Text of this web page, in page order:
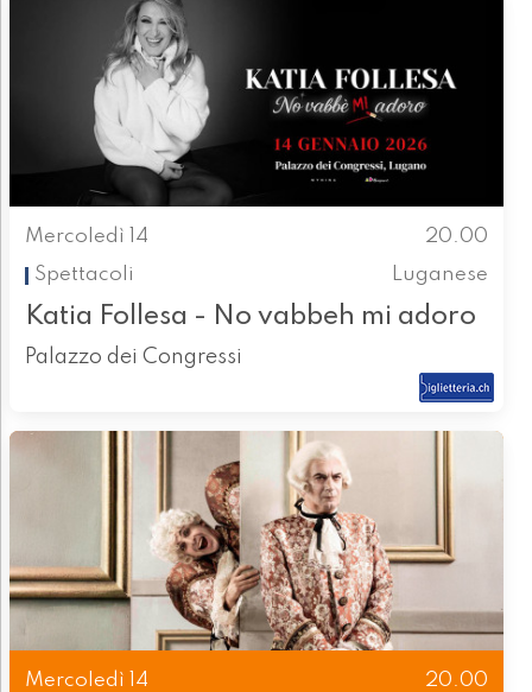
Mercoledì 14
20.00
Spettacoli
Luganese
Katia Follesa - No vabbeh mi adoro
Palazzo dei Congressi
Mercoledì 14
20.00